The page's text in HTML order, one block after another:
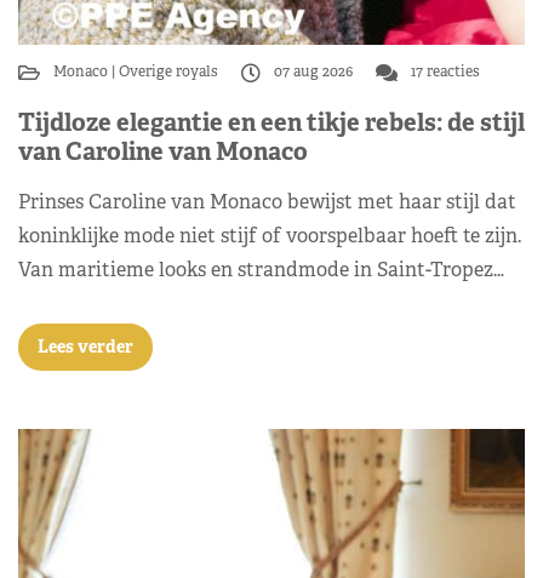
Monaco Overige royals 07 aug 2026 17 reacties
Tijdloze elegantie en een tikje rebels: de stijl
van Caroline van Monaco
Prinses Caroline van Monaco bewijst met haar stijl dat
koninklijke mode niet stijf of voorspelbaar hoeft te zijn.
Van maritieme looks en strandmode in Saint-Tropez…
Lees verder